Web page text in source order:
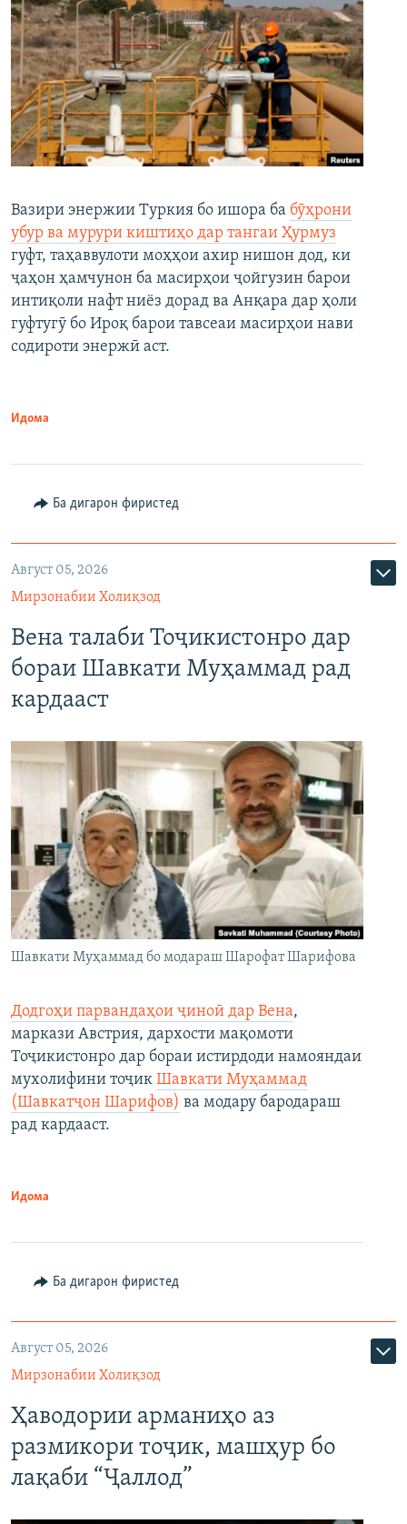
Вазири энержии Туркия бо ишора ба бӯҳрони
убур ва мурури киштиҳо дар тангаи Ҳурмуз
гуфт, таҳаввулоти моҳҳои ахир нишон дод, ки
ҷаҳон ҳамчунон ба масирҳои ҷойгузин барои
интиқоли нафт ниёз дорад ва Анқара дар ҳоли
гуфтугӯ бо Ироқ барои тавсеаи масирҳои нави
содироти энержӣ аст.
Идома
Ба дигарон фиристед
Август 05, 2026
Мирзонабии Холиқзод
Вена талаби Тоҷикистонро дар
бораи Шавкати Муҳаммад рад
кардааст
Шавкати Муҳаммад бо модараш Шарофат Шарифова
Додгоҳи парвандаҳои ҷиноӣ дар Вена,
маркази Австрия, дархости мақомоти
Тоҷикистонро дар бораи истирдоди намояндаи
мухолифини тоҷик Шавкати Муҳаммад
(Шавкатҷон Шарифов) ва модару бародараш
рад кардааст.
Идома
Ба дигарон фиристед
Август 05, 2026
Мирзонабии Холиқзод
Ҳаводории арманиҳо аз
размикори тоҷик, машҳур бо
лақаби “Ҷаллод”